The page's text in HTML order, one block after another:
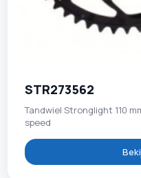
STR273562
Tandwiel Stronglight 110
speed